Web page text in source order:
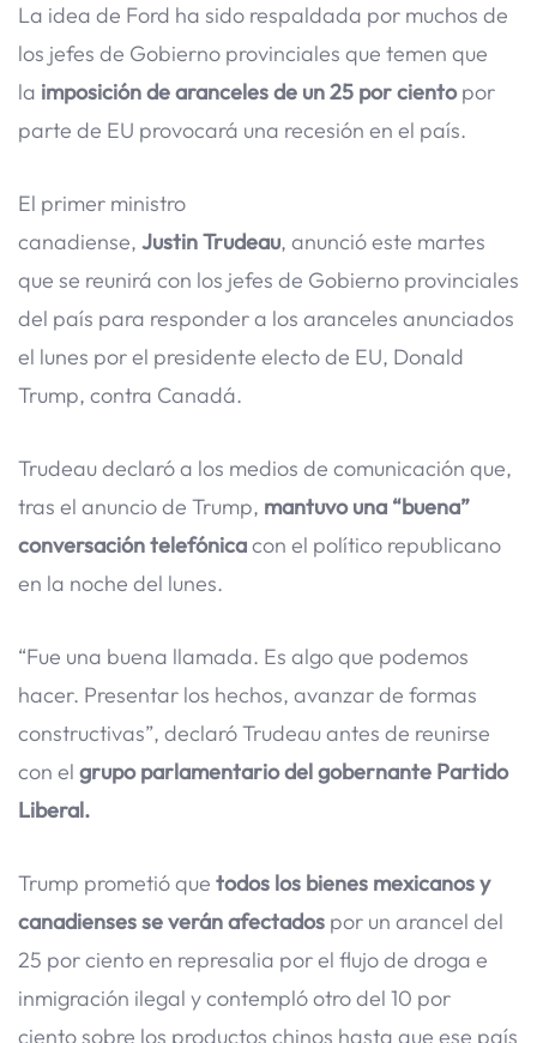
La idea de Ford ha sido respaldada por muchos de
los jefes de Gobierno provinciales que temen que
la imposición de aranceles de un 25 por cientopor
parte de EU provocará una recesión en el país.
El primer ministro
canadiense, Justin Trudeau, anunció este martes
que se reunirá con los jefes de Gobierno provinciales
del país para responder a los aranceles anunciados
el lunes por el presidente electo de EU, Donald
Trump, contra Canadá.
Trudeau declaró a los medios de comunicación que,
tras el anuncio de Trump, mantuvo una “buena”
conversación telefónicacon el político republicano
en la noche del lunes.
“Fue una buena llamada. Es algo que podemos
hacer. Presentar los hechos, avanzar de formas
constructivas”, declaró Trudeau antes de reunirse
con el grupo parlamentario del gobernante Partido
Liberal.
Trump prometió que todos los bienes mexicanos y
canadienses se verán afectados por un arancel del
25 por ciento en represalia por el flujo de droga e
inmigración ilegal y contempló otro del 10 por
ciento sobre los productos chinos hasta que ese país